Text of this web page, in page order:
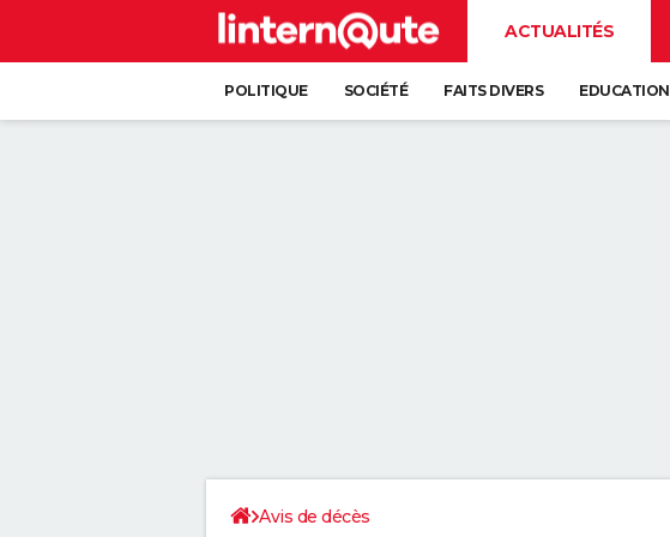
ACTUALITÉS
POLITIQUE SOCIÉTÉ FAITS DIVERS EDUCATION
Avis de décès